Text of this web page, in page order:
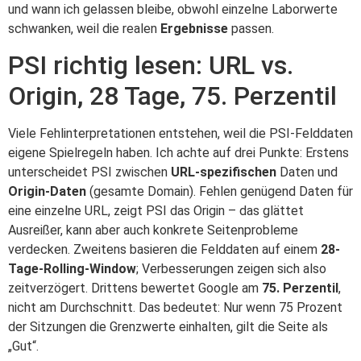
und wann ich gelassen bleibe, obwohl einzelne Laborwerte
schwanken, weil die realen Ergebnisse passen.
PSI richtig lesen: URL vs.
Origin, 28 Tage, 75. Perzentil
Viele Fehlinterpretationen entstehen, weil die PSI-Felddaten
eigene Spielregeln haben. Ich achte auf drei Punkte: Erstens
unterscheidet PSI zwischen URL-spezifischen Daten und
Origin-Daten (gesamte Domain). Fehlen genügend Daten für
eine einzelne URL, zeigt PSI das Origin – das glättet
Ausreißer, kann aber auch konkrete Seitenprobleme
verdecken. Zweitens basieren die Felddaten auf einem 28-
Tage-Rolling-Window; Verbesserungen zeigen sich also
zeitverzögert. Drittens bewertet Google am 75. Perzentil,
nicht am Durchschnitt. Das bedeutet: Nur wenn 75 Prozent
der Sitzungen die Grenzwerte einhalten, gilt die Seite als
„Gut“.